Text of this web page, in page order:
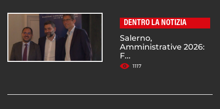
DENTRO LA NOTIZIA
Salerno,
Amministrative 2026:
F...
1117